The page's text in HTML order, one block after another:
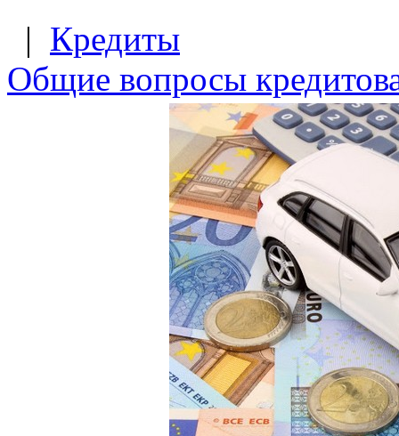
| Кредиты
Общие вопросы